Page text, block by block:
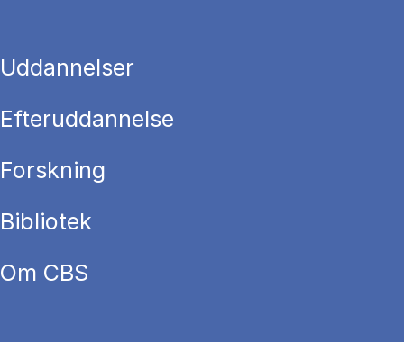
Uddannelser
Efteruddannelse
Forskning
Bibliotek
Om CBS